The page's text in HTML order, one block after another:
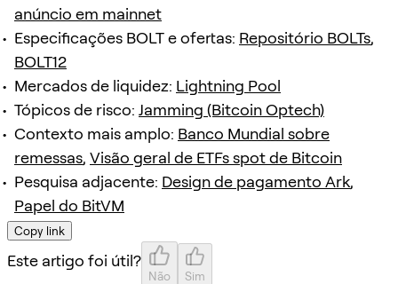
anúncio em mainnet
Especificações BOLT e ofertas: Repositório BOLTs,
BOLT12
Mercados de liquidez: Lightning Pool
Tópicos de risco: Jamming (Bitcoin Optech)
Contexto mais amplo: Banco Mundial sobre
remessas, Visão geral de ETFs spot de Bitcoin
Pesquisa adjacente: Design de pagamento Ark,
Papel do BitVM
Copy link
Este artigo foi útil?
Não Sim